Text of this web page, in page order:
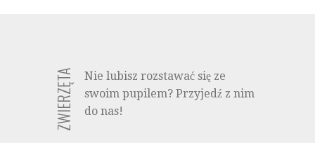
ZWIERZĘTA
Nie lubisz rozstawać się ze
swoim pupilem? Przyjedź z nim
do nas!